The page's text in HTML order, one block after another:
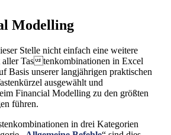
Modelling
Stelle nicht einfach eine weitere
aller Tastenkombinationen in Excel
Basis unserer langjährigen praktischen
ausgewählt und
Financial Modelling zu den größten
führen.
in drei Kategorien